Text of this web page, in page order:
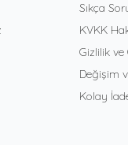
Sıkça
KVKK
Gizlilik ve
Değişim
Kolay